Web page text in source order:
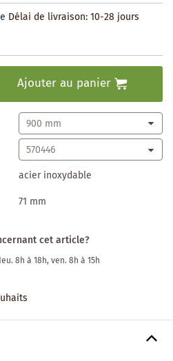
Délai de livraison: 10-28 jours
Ajouter au panier
acier inoxydable
71 mm
cet article?
8h à 18h, ven. 8h à 15h